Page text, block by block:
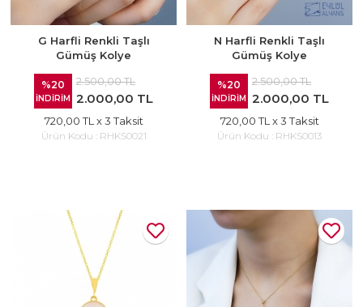
G Harfli Renkli Taşlı
Gümüş Kolye
%20
İNDİRİM
2.500,00 TL
2.000,00 TL
720,00 TL x 3 Taksit
Ürün Kodu : RHKS0021
N Harfli Renkli Taşlı
Gümüş Kolye
%20
İNDİRİM
2.500,00 TL
2.000,00 TL
720,00 TL x 3 Taksit
Ürün Kodu : RHKS0013